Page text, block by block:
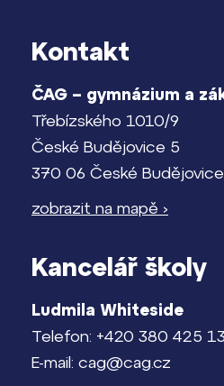
Kontakt
ČAG – gymnázium a
Třebízského 1010/9
České Budějovice 5
370 06 České Budějovice
zobrazit na mapě ›
Kancelář školy
Ludmila Whiteside
Telefon: +420 380 425
E-mail: cag@cag.cz